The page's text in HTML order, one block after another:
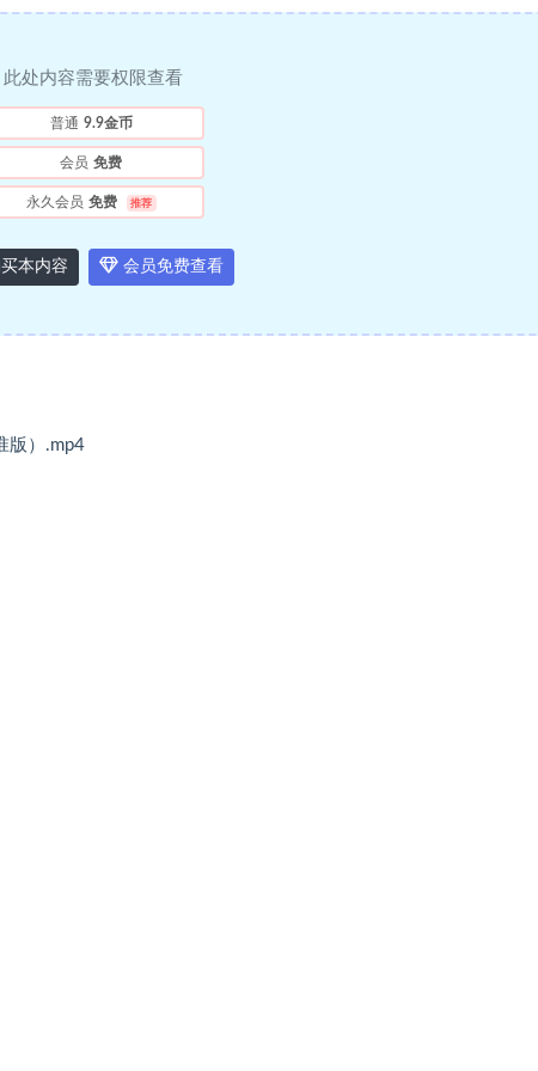
此处内容需要权限查看
普通 9.9金币
会员 免费
永久会员 免费 推荐
本内容 会员免费查看
版）.mp4